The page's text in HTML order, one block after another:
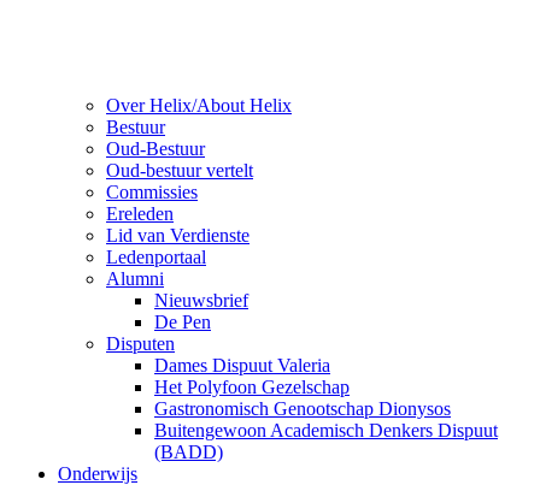
Over Helix/About Helix
Bestuur
Oud-Bestuur
Oud-bestuur vertelt
Commissies
Ereleden
Lid van Verdienste
Ledenportaal
Alumni
Nieuwsbrief
De Pen
Disputen
Dames Dispuut Valeria
Het Polyfoon Gezelschap
Gastronomisch Genootschap Dionysos
Buitengewoon Academisch Denkers Dispuut
(BADD)
Onderwijs